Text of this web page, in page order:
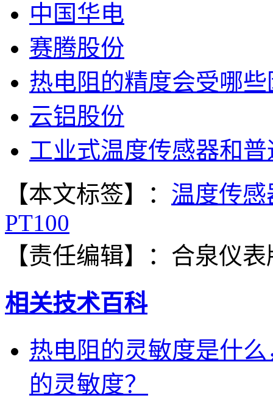
中国华电
赛腾股份
热电阻的精度会受哪
云铝股份
工业式温度传感器和
【本文标签】： 温度传感
PT100
【责任编辑】： 合泉仪表
相关技术百科
热电阻的灵敏度是什
的灵敏度？